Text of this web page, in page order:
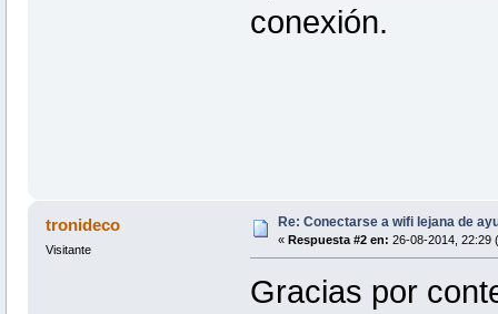
conexión.
tronideco
Visitante
Re: Conectarse a wifi lejana de
« Respuesta #2 en: 26-08-2014, 22:29
Gracias por